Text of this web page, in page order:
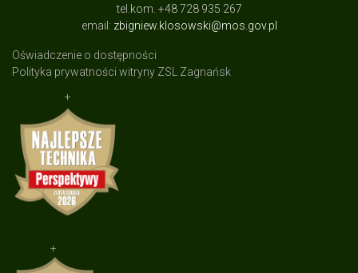
tel.kom. +48 728 935 267
email: zbigniew.klosowski@mos.gov.pl
Oświadczenie o dostępności
Polityka prywatności witryny ZSL Zagnańsk
+
+